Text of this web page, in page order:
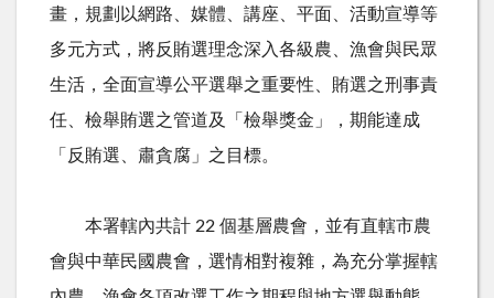
畫，規劃以網路、媒體、講座、平面、活動宣導等
多元方式，將反賄選理念深入各級農、漁會與民眾
生活，全面宣導公平選舉之重要性、賄選之刑事責
任、檢舉賄選之管道及「檢舉獎金」，期能達成
「反賄選、肅貪腐」之目標。
本署轄內共計 22 個基層農會，並有直轄市農
會與中華民國農會，選情相對複雜，為充分掌握轄